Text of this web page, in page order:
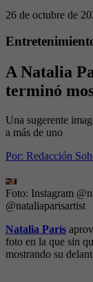
26 de octubre de
A Natalia
terminó
Una sugerente
a más de uno
Por: Redacción
Foto: Instagram
@nataliaparisartist
Natalia París
foto en la que sin
mostrando su